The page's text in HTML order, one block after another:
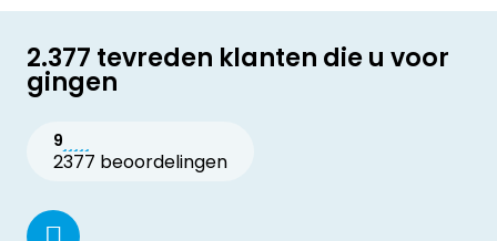
2.377 tevreden klanten die u voor
gingen
9
2377 beoordelingen